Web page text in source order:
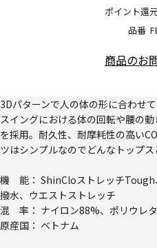
品番
ポイント還
商品のお
3Dパターンで人の体の形に合わせ
スイングにおける体の回転や腰の
を採用。耐久性、耐摩耗性の高い
ツはシンプルなのでどんなトップス
機 能： ShinCloストレッチTough
撥水、ウエストストレッチ
混 率： ナイロン88%、ポリウレ
原産国： ベトナム